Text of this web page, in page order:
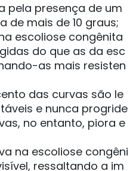
pela presença de um
de mais de 10 graus;
escoliose congênita
do que as da esc
as mais resisten
das curvas são le
​​e nunca progride
no entanto, piora e
na escoliose congêni
ressaltando a im